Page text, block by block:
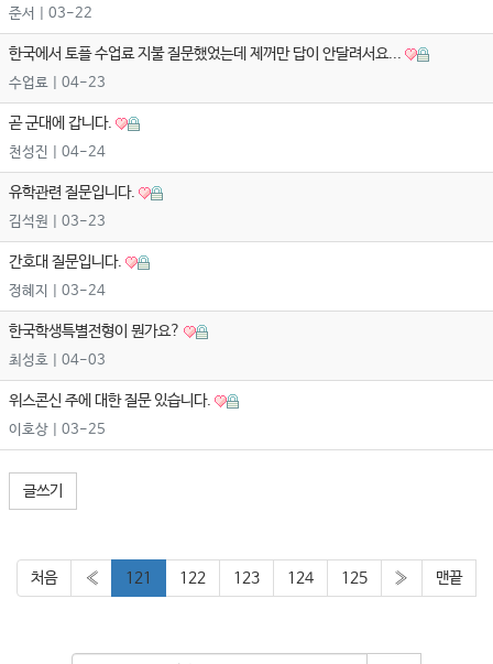
준서 | 03-22
한국에서 토플 수업료 지불 질문했었는데 제꺼만 답이 안달려서요...
수업료 | 04-23
곧 군대에 갑니다.
천성진 | 04-24
유학관련 질문입니다.
김석원 | 03-23
간호대 질문입니다.
정혜지 | 03-24
한국학생특별전형이 뭔가요?
최성호 | 04-03
위스콘신 주에 대한 질문 있습니다.
이호상 | 03-25
글쓰기
처음 « 121 122 123 124 125 » 맨끝